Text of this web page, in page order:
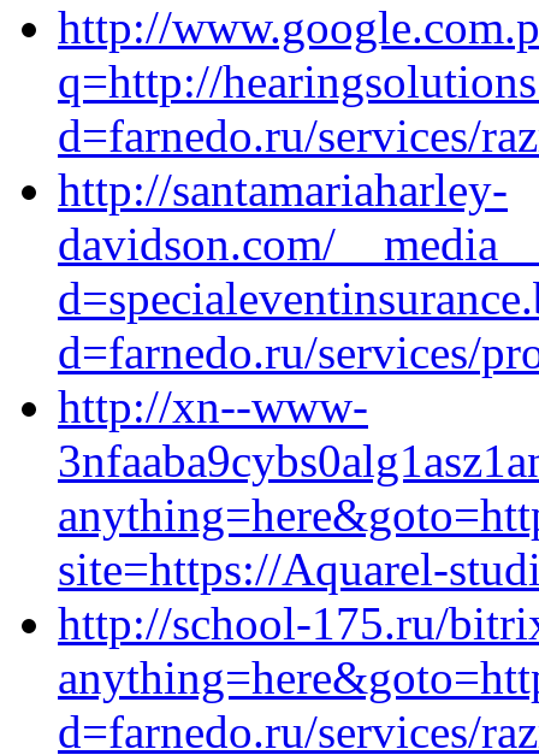
http://
q=http://
d=farnedo.ru/services/
http://santamariaharley-
davidson.com/
d=farnedo.ru/services/
http://xn--www-
site=https://Aquarel-
http://school-175.ru/
d=farnedo.ru/services/